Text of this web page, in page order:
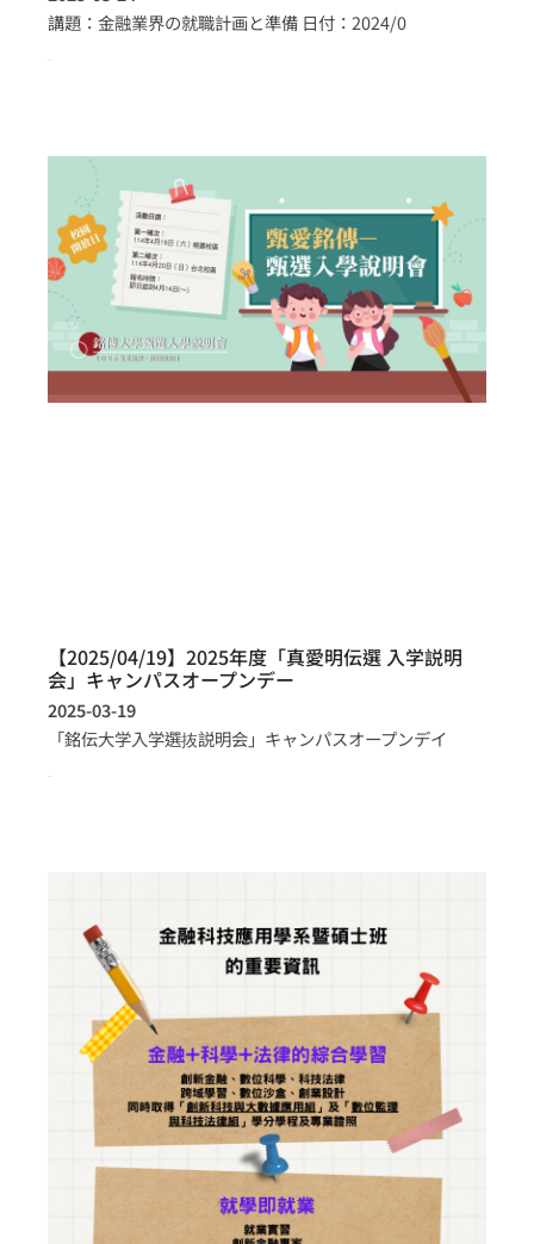
講題：金融業界の就職計画と準備 日付：2024/0
【2025/04/19】2025年度「真愛明伝選 入学説明
会」キャンパスオープンデー
2025-03-19
「銘伝大学入学選抜説明会」キャンパスオープンデイ